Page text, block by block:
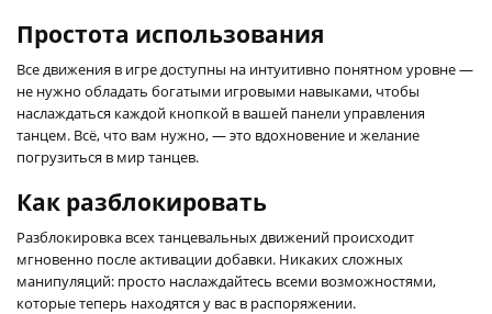
Простота использования
Все движения в игре доступны на интуитивно понятном уровне —
не нужно обладать богатыми игровыми навыками, чтобы
наслаждаться каждой кнопкой в вашей панели управления
танцем. Всё, что вам нужно, — это вдохновение и желание
погрузиться в мир танцев.
Как разблокировать
Разблокировка всех танцевальных движений происходит
мгновенно после активации добавки. Никаких сложных
манипуляций: просто наслаждайтесь всеми возможностями,
которые теперь находятся у вас в распоряжении.